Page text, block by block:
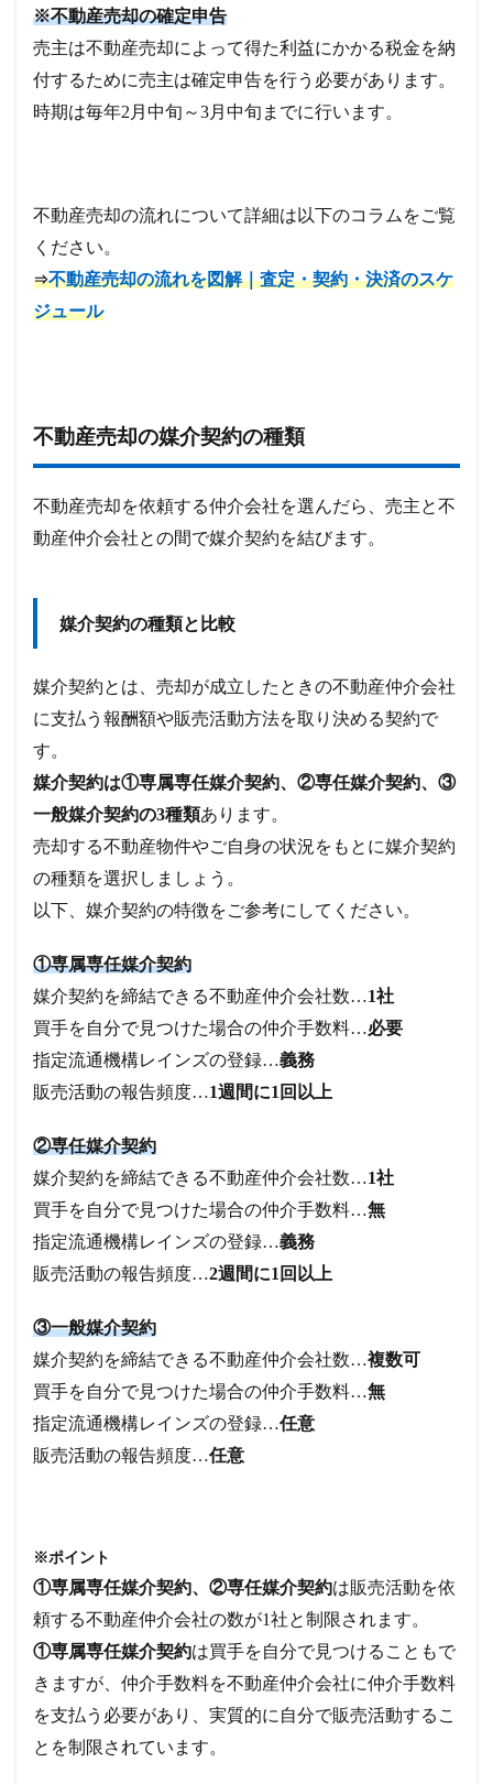
※不動産売却の確定申告
売主は不動産売却によって得た利益にかかる税金を納
付するために売主は確定申告を行う必要があります。
時期は毎年2月中旬～3月中旬までに行います。
不動産売却の流れについて詳細は以下のコラムをご覧
ください。
⇒不動産売却の流れを図解｜査定・契約・決済のスケ
ジュール
不動産売却の媒介契約の種類
不動産売却を依頼する仲介会社を選んだら、売主と不
動産仲介会社との間で媒介契約を結びます。
媒介契約の種類と比較
媒介契約とは、売却が成立したときの不動産仲介会社
に支払う報酬額や販売活動方法を取り決める契約で
す。
媒介契約は①専属専任媒介契約、②専任媒介契約、③
一般媒介契約の3種類あります。
売却する不動産物件やご自身の状況をもとに媒介契約
の種類を選択しましょう。
以下、媒介契約の特徴をご参考にしてください。
①専属専任媒介契約
媒介契約を締結できる不動産仲介会社数…1社
買手を自分で見つけた場合の仲介手数料…必要
指定流通機構レインズの登録…義務
販売活動の報告頻度…1週間に1回以上
②専任媒介契約
媒介契約を締結できる不動産仲介会社数…1社
買手を自分で見つけた場合の仲介手数料…無
指定流通機構レインズの登録…義務
販売活動の報告頻度…2週間に1回以上
③一般媒介契約
媒介契約を締結できる不動産仲介会社数…複数可
買手を自分で見つけた場合の仲介手数料…無
指定流通機構レインズの登録…任意
販売活動の報告頻度…任意
※ポイント
①専属専任媒介契約、②専任媒介契約は販売活動を依
頼する不動産仲介会社の数が1社と制限されます。
①専属専任媒介契約は買手を自分で見つけることもで
きますが、仲介手数料を不動産仲介会社に仲介手数料
を支払う必要があり、実質的に自分で販売活動するこ
とを制限されています。